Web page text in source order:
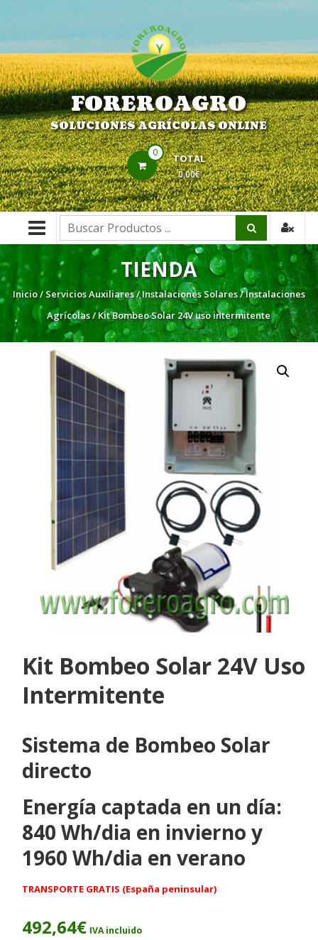
FOREROAGRO
SOLUCIONES AGRÍCOLAS ONLINE
0 TOTAL
0,00€
Buscar:
TIENDA
Inicio/ Servicios Auxiliares/Instalaciones Solares/Instalaciones
Agrícolas/ Kit Bombeo Solar 24V uso intermitente
Kit Bombeo Solar 24V Uso
Intermitente
Sistema de Bombeo Solar
directo
Energía captada en un día:
840 Wh/dia en invierno y
1960 Wh/dia en verano
TRANSPORTE GRATIS (España peninsular)
492,64€ IVA incluido